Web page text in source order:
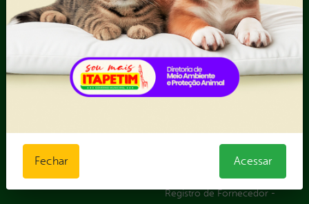
Recursos Humanos
Acompanhar uma
Manifestação
Atendimento via WhatsApp
Fazer uma Manifestação
Informações Importantes
Relatórios Anuais
Portal Transporte
Escolar
Contratos
Contratos Administrativos
Registro de Fornecedor -
II - Anexo II - Ficha de
Registro de Fornecedor -
Fechar Acessar